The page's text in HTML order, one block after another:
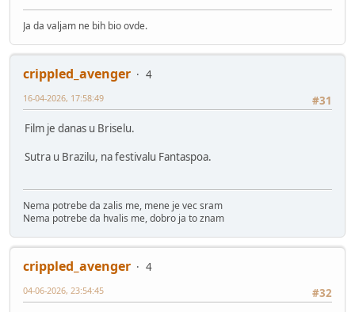
Ja da valjam ne bih bio ovde.
crippled_avenger
4
#31
16-04-2026, 17:58:49
Film je danas u Briselu.
Sutra u Brazilu, na festivalu Fantaspoa.
Nema potrebe da zalis me, mene je vec sram
Nema potrebe da hvalis me, dobro ja to znam
crippled_avenger
4
#32
04-06-2026, 23:54:45